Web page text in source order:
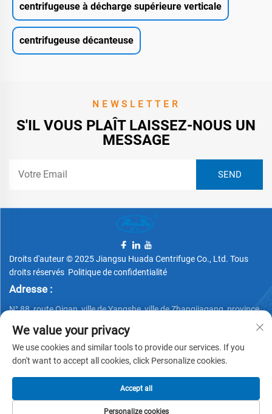
centrifugeuse à décharge supérieure verticale
centrifugeuse décanteuse
NEWSLETTER
S'IL VOUS PLAÎT LAISSEZ-NOUS UN
MESSAGE
Droits d'auteur © 2025 Jiangsu Huada Centrifuge Co., Ltd. Tous
droits réservés Politique de confidentialité
Adresse :
N° 88, route Qigan, ville de Yangshe, ville de Zhangjiagang, province
Téléphone:
+86 15162337620
E-mail :
[email protected]
We value your privacy
We use cookies and similar tools to provide our services. If you
don't want to accept all cookies, click Personalize cookies.
Personalize cookies
Accept all